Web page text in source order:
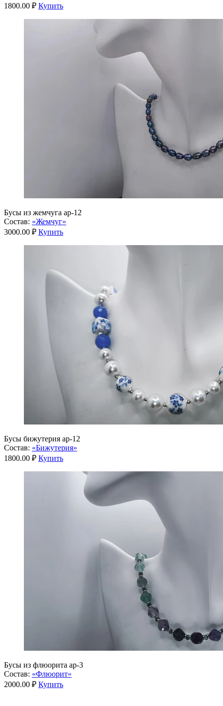
1800.00 ₽ Купить
Бусы из жемчуга ар-12
Состав: «Жемчуг»
3000.00 ₽ Купить
Бусы бижутерия ар-12
Состав: «Бижутерия»
1800.00 ₽ Купить
Бусы из флюорита ар-3
Состав: «Флюорит»
2000.00 ₽ Купить